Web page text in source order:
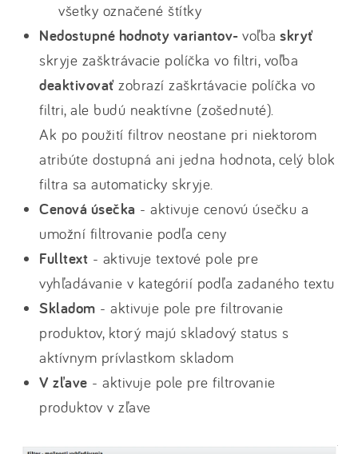
všetky označené štítky
Nedostupné hodnoty variantov- voľba skryť
skryje zašktrávacie políčka vo filtri, voľba
deaktivovaťzobrazí zaškrtávacie políčka vo
filtri, ale budú neaktívne (zošednuté).
Ak po použití filtrov neostane pri niektorom
atribúte dostupná ani jedna hodnota, celý blok
filtra sa automaticky skryje.
Cenová úsečka - aktivuje cenovú úsečku a
umožní filtrovanie podľa ceny
Fulltext - aktivuje textové pole pre
vyhľadávanie v kategórií podľa zadaného textu
Skladom - aktivuje pole pre filtrovanie
produktov, ktorý majú skladový status s
aktívnym prívlastkom skladom
V zľave - aktivuje pole pre filtrovanie
produktov v zľave